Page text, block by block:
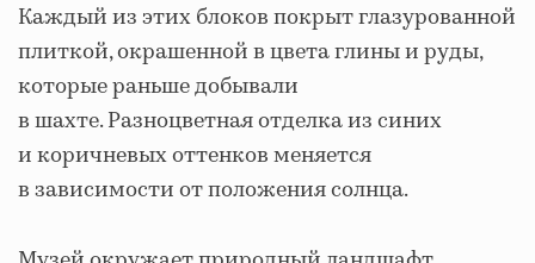
Каждый из этих блоков покрыт глазурованной
плиткой, окрашенной в цвета глины и руды,
которые раньше добывали
в шахте. Разноцветная отделка из синих
и коричневых оттенков меняется
в зависимости от положения солнца.